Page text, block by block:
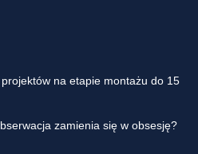
na etapie montażu do 15
zamienia się w obsesję?